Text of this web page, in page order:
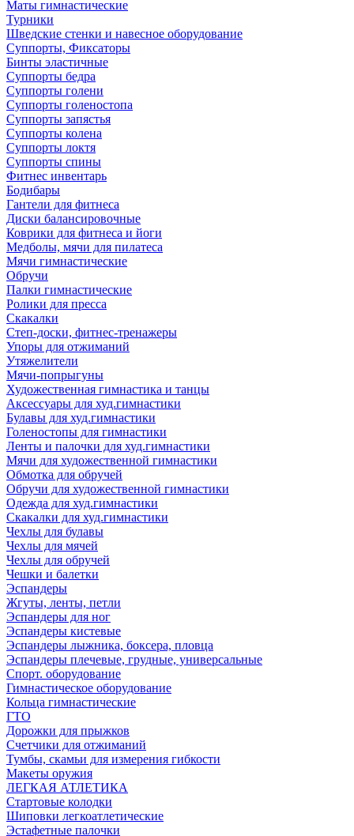
Маты гимнастические
Турники
Шведские стенки и навесное оборудование
Суппорты, Фиксаторы
Бинты эластичные
Суппорты бедра
Суппорты голени
Суппорты голеностопа
Суппорты запястья
Суппорты колена
Суппорты локтя
Суппорты спины
Фитнес инвентарь
Бодибары
Гантели для фитнеса
Диски балансировочные
Коврики для фитнеса и йоги
Медболы, мячи для пилатеса
Мячи гимнастические
Обручи
Палки гимнастические
Ролики для пресса
Скакалки
Степ-доски, фитнес-тренажеры
Упоры для отжиманий
Утяжелители
Мячи-попрыгуны
Художественная гимнастика и танцы
Аксессуары для худ.гимнастики
Булавы для худ.гимнастики
Голеностопы для гимнастики
Ленты и палочки для худ.гимнастики
Мячи для художественной гимнастики
Обмотка для обручей
Обручи для художественной гимнастики
Одежда для худ.гимнастики
Скакалки для худ.гимнастики
Чехлы для булавы
Чехлы для мячей
Чехлы для обручей
Чешки и балетки
Эспандеры
Жгуты, ленты, петли
Эспандеры для ног
Эспандеры кистевые
Эспандеры лыжника, боксера, пловца
Эспандеры плечевые, грудные, универсальные
Спорт. оборудование
Гимнастическое оборудование
Кольца гимнастические
ГТО
Дорожки для прыжков
Счетчики для отжиманий
Тумбы, скамьи для измерения гибкости
Макеты оружия
ЛЕГКАЯ АТЛЕТИКА
Стартовые колодки
Шиповки легкоатлетические
Эстафетные палочки